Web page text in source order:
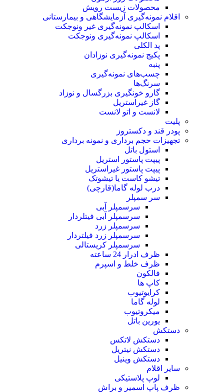
محصولات زیست رویش
اقلام نمونه‌گیری آزمایشگاهی و بیمارستانی
اسکالپ نمونه‌گیری غیر ونوجکت
اسکالپ نمونه‌گیری ونوجکت
پد الکلی
پکیج نمونه‌گیری نوزادان
پنبه
چسب‌های نمونه‎‌گیری
سرنگ‌ها
گارو خونگیری بزرگسال و نوزاد
گاز غیراستریل
لانست و اتو لانست
پلیت
پودر قند و دکستروز
تجهیزات حجم برداری و نمونه برداری
استول باتل
پیپت پاستور استریل
پیپت پاستور غیراستریل
تیشو کاست یا تیشوتک
درب لوله گاما(قارچی)
سر سمپلر
سرسمپلر آبی
سرسمپلر آبی فیتلردار
سرسمپلر زرد
سرسمپلر زرد فیلتردار
سرسمپلر کریستالی
ظرف ادرار 24 ساعته
ظرف خلط و اسپرم
فالکون
کاپ ها
کرایوتیوب
لوله گاما
میکروتیوب
یورین باتل
دستکش
دستکش لاتکس
دستکش نیتریل
دستکش وینیل
سایر اقلام
لوپ پلاستیکی
ظرف پاپ اسمیر و براش